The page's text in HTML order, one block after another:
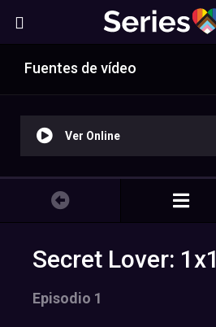
Fuentes de vídeo
Ver Online
Secret Lover: 1x1
Episodio 1